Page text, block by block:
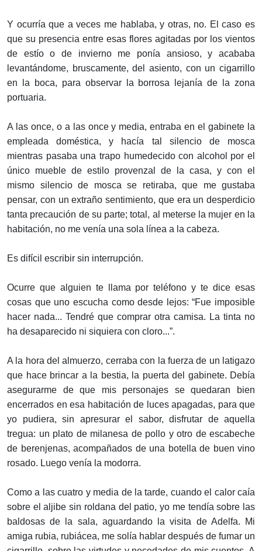
Y ocurría que a veces me hablaba, y otras, no. El caso es
que su presencia entre esas flores agitadas por los vientos
de estío o de invierno me ponía ansioso, y acababa
levantándome, bruscamente, del asiento, con un cigarrillo
en la boca, para observar la borrosa lejanía de la zona
portuaria.
A las once, o a las once y media, entraba en el gabinete la
empleada doméstica, y hacía tal silencio de mosca
mientras pasaba una trapo humedecido con alcohol por el
único mueble de estilo provenzal de la casa, y con el
mismo silencio de mosca se retiraba, que me gustaba
pensar, con un extraño sentimiento, que era un desperdicio
tanta precaución de su parte; total, al meterse la mujer en la
habitación, no me venía una sola línea a la cabeza.
Es difícil escribir sin interrupción.
Ocurre que alguien te llama por teléfono y te dice esas
cosas que uno escucha como desde lejos: “Fue imposible
hacer nada... Tendré que comprar otra camisa. La tinta no
ha desaparecido ni siquiera con cloro...”.
A la hora del almuerzo, cerraba con la fuerza de un latigazo
que hace brincar a la bestia, la puerta del gabinete. Debía
asegurarme de que mis personajes se quedaran bien
encerrados en esa habitación de luces apagadas, para que
yo pudiera, sin apresurar el sabor, disfrutar de aquella
tregua: un plato de milanesa de pollo y otro de escabeche
de berenjenas, acompañados de una botella de buen vino
rosado. Luego venía la modorra.
Como a las cuatro y media de la tarde, cuando el calor caía
sobre el aljibe sin roldana del patio, yo me tendía sobre las
baldosas de la sala, aguardando la visita de Adelfa. Mi
amiga rubia, rubiácea, me solía hablar después de fumar un